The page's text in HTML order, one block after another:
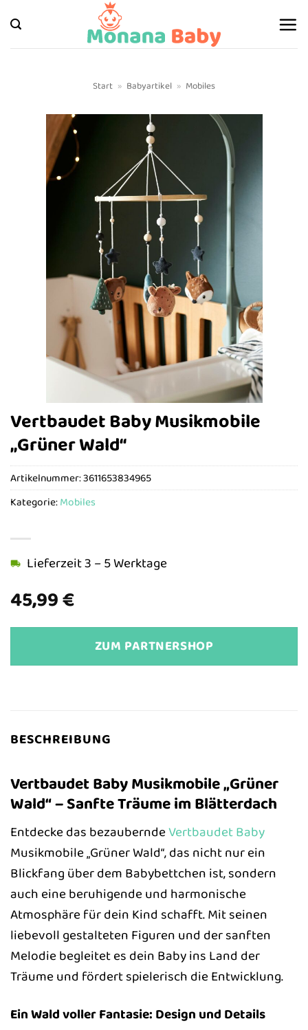
Inhalt
springen
Start » Babyartikel » Mobiles
Vertbaudet Baby Musikmobile
„Grüner Wald“
45,99€
Lieferzeit 3 – 5 Werktage
ZUM PARTNERSHOP
Artikelnummer:3611653834965
Kategorie:Mobiles
BESCHREIBUNG
Vertbaudet Baby Musikmobile „Grüner
Wald“ – Sanfte Träume im Blätterdach
Entdecke das bezauberndeVertbaudetBaby
Musikmobile „Grüner Wald“, das nicht nur ein
Blickfang über dem Babybettchen ist, sondern
auch eine beruhigende und harmonische
Atmosphäre für dein Kind schafft. Mit seinen
liebevoll gestalteten Figuren und der sanften
Melodie begleitet es dein Baby ins Land der
Träume und fördert spielerisch die Entwicklung.
Ein Wald voller Fantasie: Design und Details